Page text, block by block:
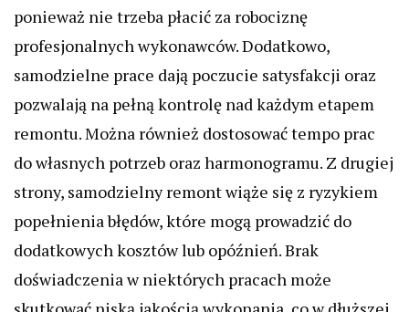
ponieważ nie trzeba płacić za robociznę
profesjonalnych wykonawców. Dodatkowo,
samodzielne prace dają poczucie satysfakcji oraz
pozwalają na pełną kontrolę nad każdym etapem
remontu. Można również dostosować tempo prac
do własnych potrzeb oraz harmonogramu. Z drugiej
strony, samodzielny remont wiąże się z ryzykiem
popełnienia błędów, które mogą prowadzić do
dodatkowych kosztów lub opóźnień. Brak
doświadczenia w niektórych pracach może